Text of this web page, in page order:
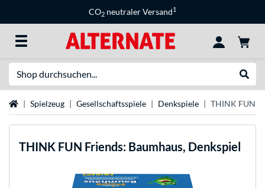
CO2 neutraler Versand1
StartseiteSpielzeug Gesellschaftsspiele Denkspiele THINK FUN
THINK FUN Friends: Baumhaus, Denkspiel